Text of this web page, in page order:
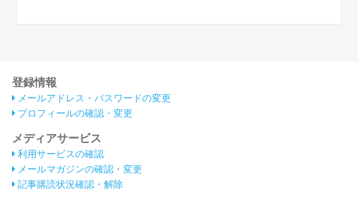
登録情報
メールアドレス・パスワードの変更
プロフィールの確認・変更
メディアサービス
利用サービスの確認
メールマガジンの確認・変更
記事購読状況確認・解除